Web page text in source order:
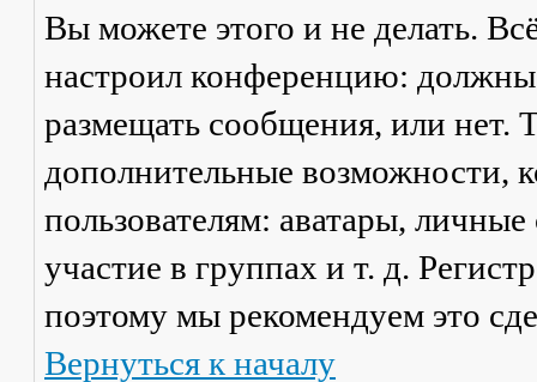
Вы можете этого и не делать.
настроил конференцию: должны
размещать сообщения, или нет.
дополнительные возможности,
пользователям: аватары,
участие в группах и т. д.
поэтому мы рекомендуем это
Вернуться к началу